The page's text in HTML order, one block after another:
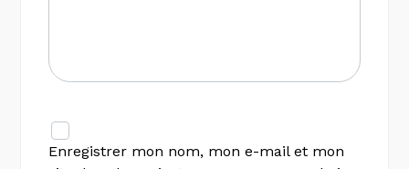
Enregistrer mon nom, mon e-mail et mon